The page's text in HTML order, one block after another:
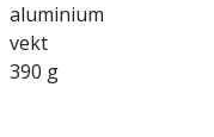
aluminium
vekt
390 g